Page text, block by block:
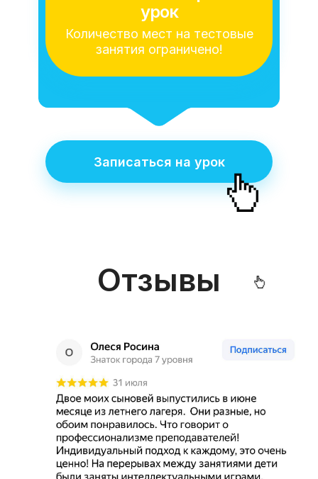
Количество мест на тестовые
занятия ограничено!
урок
Записаться на урок
Отзывы